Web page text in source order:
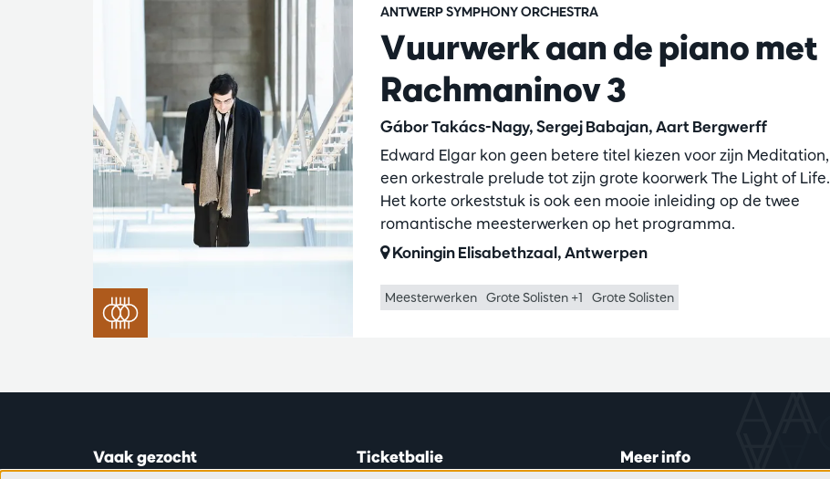
Vuurwerk aan de piano met
Rachmaninov 3
Gábor Takács-Nagy, Sergej Babajan, Aart Bergwerff
ANTWERP SYMPHONY ORCHESTRA
Edward Elgar kon geen betere titel kiezen voor zijn Meditation,
een orkestrale prelude tot zijn grote koorwerk The Light of Life.
Het korte orkeststuk is ook een mooie inleiding op de twee
romantische meesterwerken op het programma.
Koningin Elisabethzaal, Antwerpen
Meesterwerken Grote Solisten +1 Grote Solisten
Vaak gezocht Ticketbalie Meer info